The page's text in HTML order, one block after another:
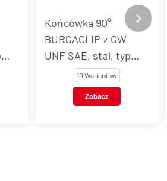
Końcówka rurkowa
BURGACLIP z GW
UNF, stal, typ 54704
11 Wariantów
Zobacz